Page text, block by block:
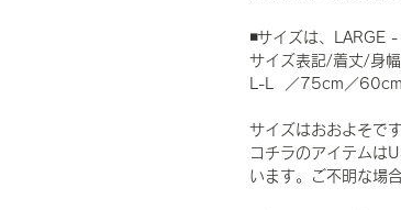
◾️サイズは、LARGE
サイズ表記/着丈/身
L-L ／75cm／
サイズはおおよそです
コチラのアイテムは
います。ご不明な場